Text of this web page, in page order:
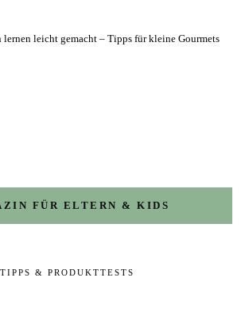
lernen leicht gemacht – Tipps für kleine Gourmets
FÜR ELTERN & KIDS
TIPPS & PRODUKTTESTS